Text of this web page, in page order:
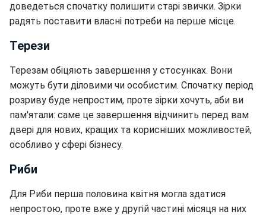
доведеться спочатку полишити старі звички. Зірки
радять поставити власні потреби на перше місце.
Терези
Терезам обіцяють завершення у стосунках. Вони
можуть бути діловими чи особистим. Спочатку період
розриву буде непростим, проте зірки хочуть, аби ви
пам'ятали: саме це завершення відчинить перед вам
двері для нових, кращих та корисніших можливостей,
особливо у сфері бізнесу.
Риби
Для Риби перша половина квітня могла здатися
непростою, проте вже у другій частині місяця на них